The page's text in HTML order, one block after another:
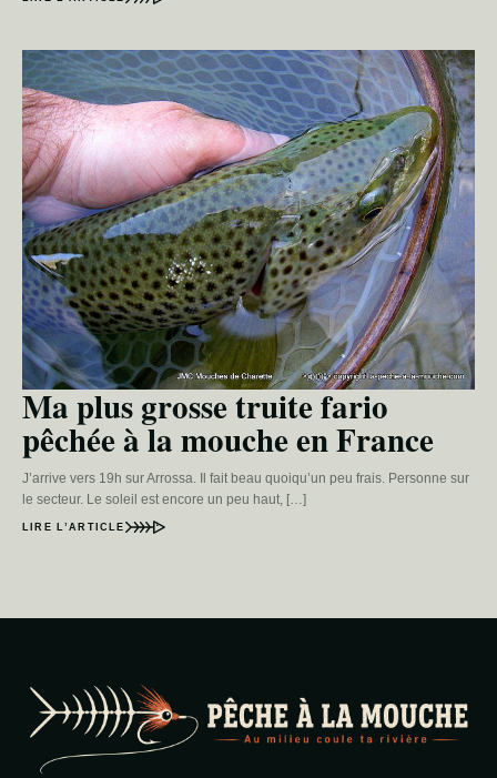
Ma plus grosse truite fario
pêchée à la mouche en France
J’arrive vers 19h sur Arrossa. Il fait beau quoiqu’un peu frais. Personne sur
le secteur. Le soleil est encore un peu haut, […]
LIRE L’ARTICLE